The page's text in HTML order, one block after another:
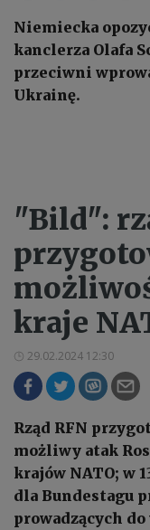
Niemiecka
kanclerza Olafa
przeciwni
Ukrainę.
"Bild":
kraje
29.02.2024 12:30
Rząd RFN
możliwy atak
krajów NATO; w
dla Bundestagu
prowadzących